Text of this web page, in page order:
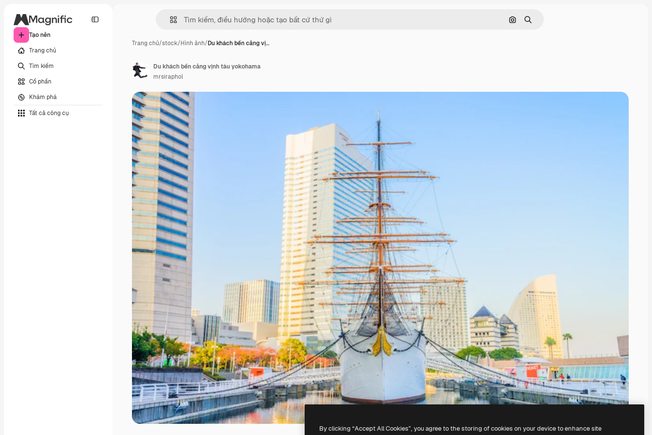
Tạo nên
Trang chủ
Tìm kiếm
Cổ phần
Khám phá
Tất cả công cụ
Tìm kiếm bằng hình ảnh
Tìm kiếm
Trang chủ/stock/Hình ảnh/Du khách bến cảng vị…
Du khách bến cảng vịnh tàu yokohama
mrsiraphol
By clicking “Accept All Cookies”, you agree to the storing of cookies on your device to enhance site